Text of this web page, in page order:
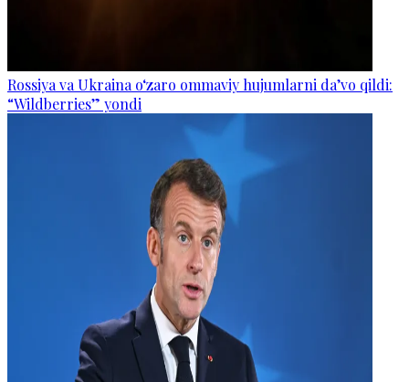
Rossiya va Ukraina o‘zaro ommaviy hujumlarni da’vo qildi:
“Wildberries” yondi